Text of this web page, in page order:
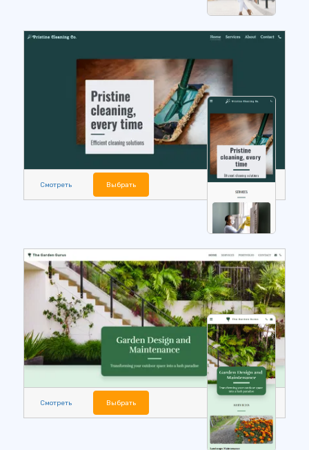
Смотреть Выбрать
Смотреть Выбрать